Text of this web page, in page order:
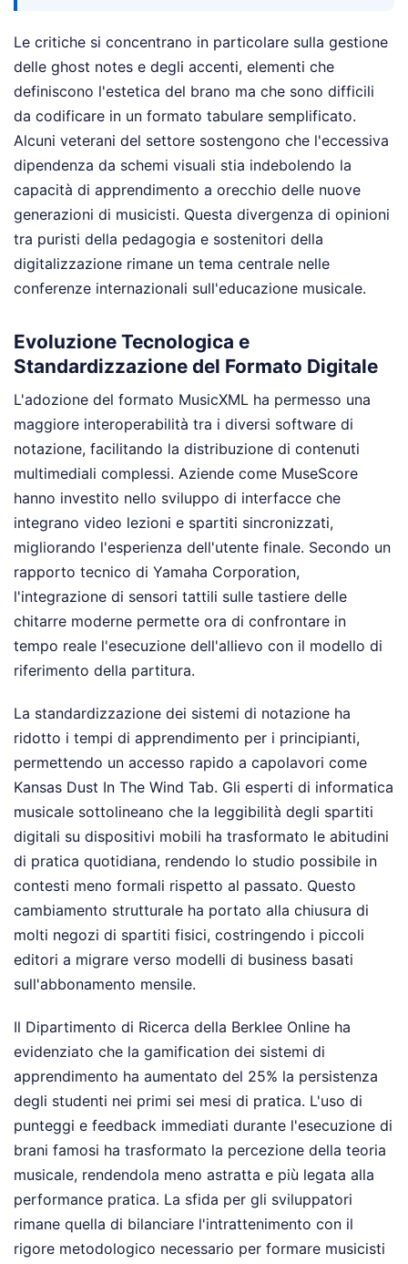
Le critiche si concentrano in particolare sulla gestione
delle ghost notes e degli accenti, elementi che
definiscono l'estetica del brano ma che sono difficili
da codificare in un formato tabulare semplificato.
Alcuni veterani del settore sostengono che l'eccessiva
dipendenza da schemi visuali stia indebolendo la
capacità di apprendimento a orecchio delle nuove
generazioni di musicisti. Questa divergenza di opinioni
tra puristi della pedagogia e sostenitori della
digitalizzazione rimane un tema centrale nelle
conferenze internazionali sull'educazione musicale.
Evoluzione Tecnologica e
Standardizzazione del Formato Digitale
L'adozione del formato MusicXML ha permesso una
maggiore interoperabilità tra i diversi software di
notazione, facilitando la distribuzione di contenuti
multimediali complessi. Aziende come MuseScore
hanno investito nello sviluppo di interfacce che
integrano video lezioni e spartiti sincronizzati,
migliorando l'esperienza dell'utente finale. Secondo un
rapporto tecnico di Yamaha Corporation,
l'integrazione di sensori tattili sulle tastiere delle
chitarre moderne permette ora di confrontare in
tempo reale l'esecuzione dell'allievo con il modello di
riferimento della partitura.
La standardizzazione dei sistemi di notazione ha
ridotto i tempi di apprendimento per i principianti,
permettendo un accesso rapido a capolavori come
Kansas Dust In The Wind Tab. Gli esperti di informatica
musicale sottolineano che la leggibilità degli spartiti
digitali su dispositivi mobili ha trasformato le abitudini
di pratica quotidiana, rendendo lo studio possibile in
contesti meno formali rispetto al passato. Questo
cambiamento strutturale ha portato alla chiusura di
molti negozi di spartiti fisici, costringendo i piccoli
editori a migrare verso modelli di business basati
sull'abbonamento mensile.
Il Dipartimento di Ricerca della Berklee Online ha
evidenziato che la gamification dei sistemi di
apprendimento ha aumentato del 25% la persistenza
degli studenti nei primi sei mesi di pratica. L'uso di
punteggi e feedback immediati durante l'esecuzione di
brani famosi ha trasformato la percezione della teoria
musicale, rendendola meno astratta e più legata alla
performance pratica. La sfida per gli sviluppatori
rimane quella di bilanciare l'intrattenimento con il
rigore metodologico necessario per formare musicisti